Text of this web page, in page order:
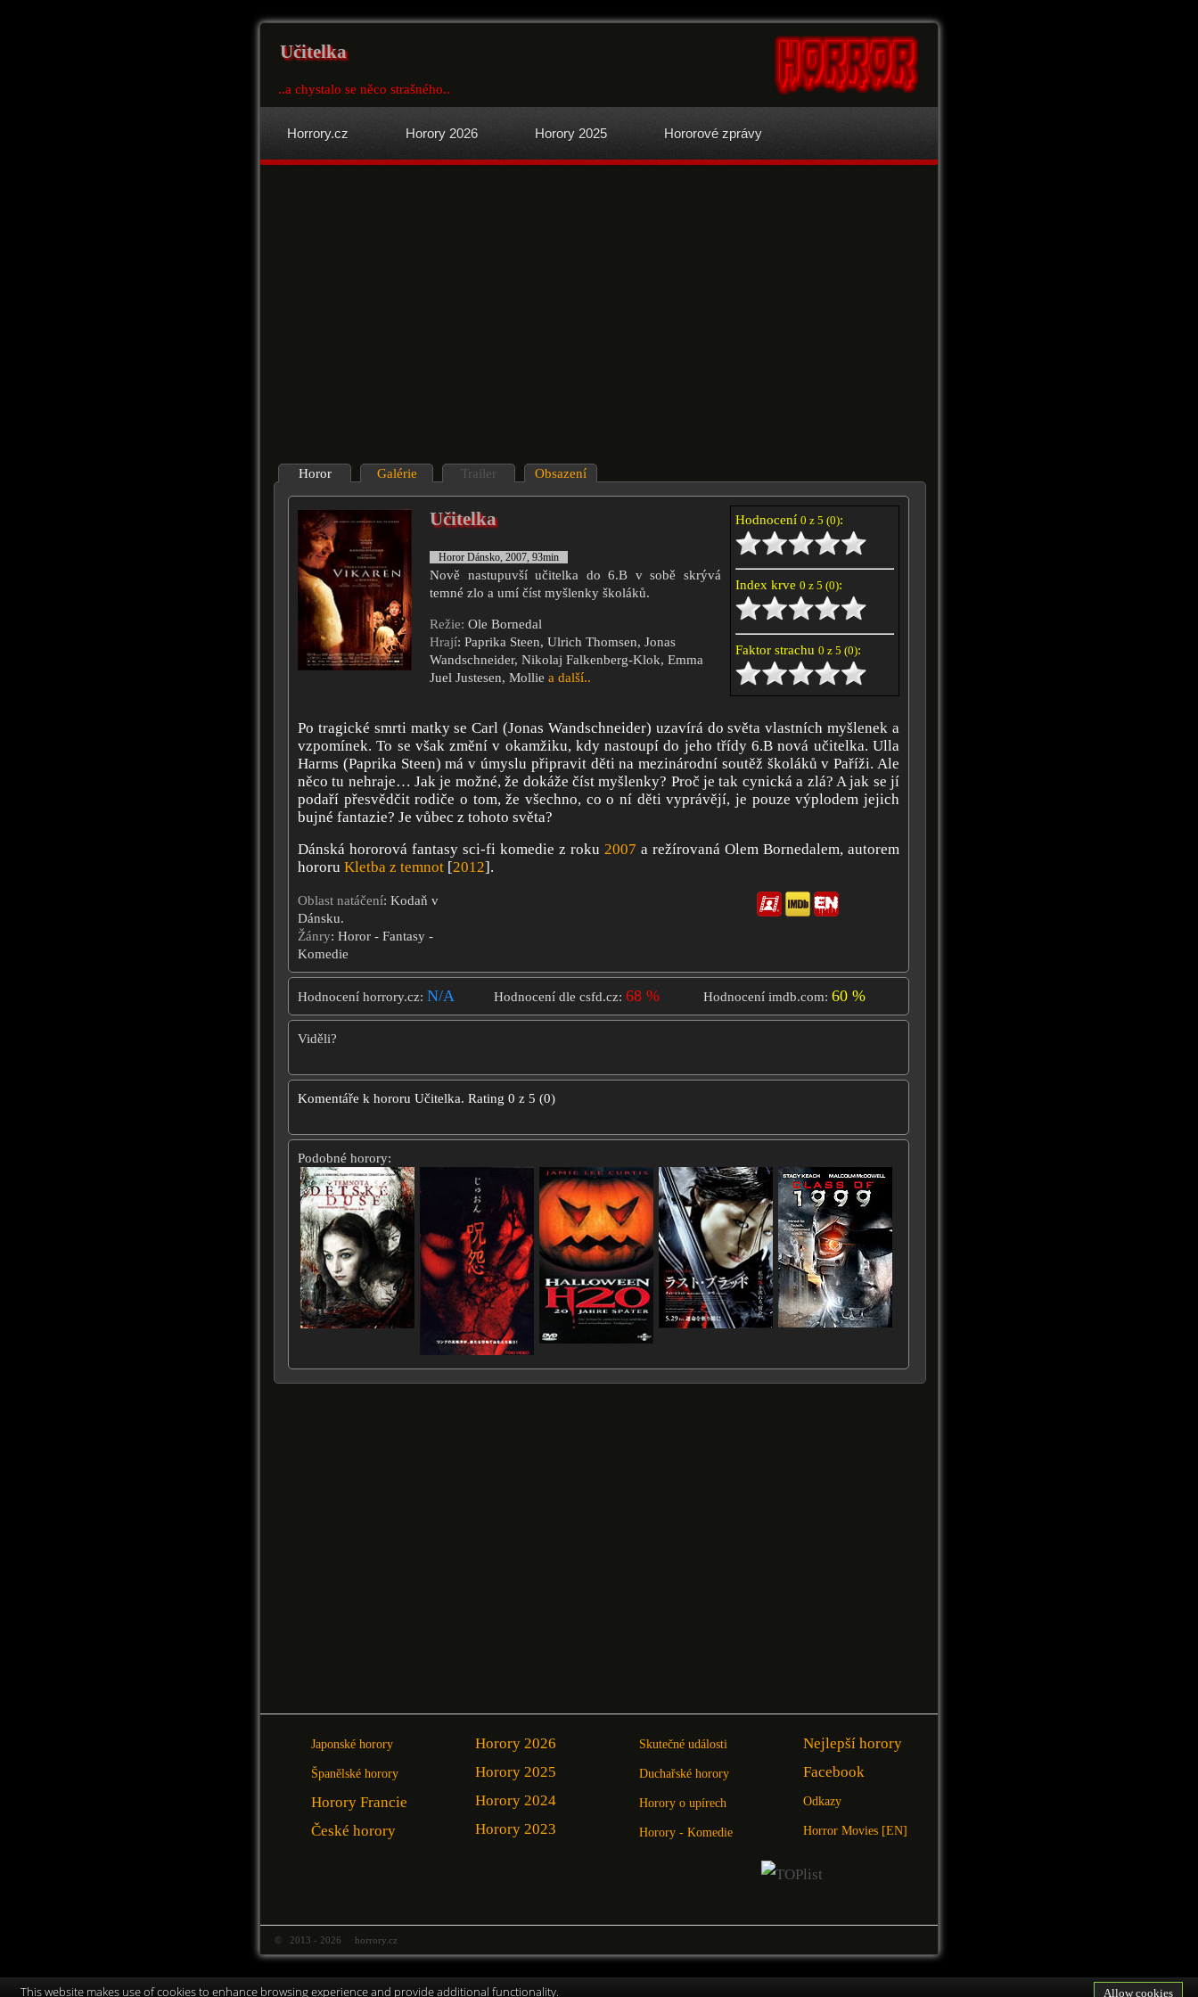
Učitelka
..a chystalo se něco strašného..
Horrory.cz Horory 2026 Horory 2025 Hororové zprávy
Horor Galérie Trailer Obsazení
Hodnocení 0 z 5 (0):
Index krve 0 z 5 (0):
Faktor strachu 0 z 5 (0):
Učitelka
Horor Dánsko, 2007, 93min
Nově nastupuvší učitelka do 6.B v sobě skrývá
temné zlo a umí číst myšlenky školáků.
Režie: Ole Bornedal
Hrají: Paprika Steen, Ulrich Thomsen, Jonas
Wandschneider, Nikolaj Falkenberg-Klok, Emma
Juel Justesen, Mollie a další..
Po tragické smrti matky se Carl (Jonas Wandschneider) uzavírá do světa vlastních myšlenek a
vzpomínek. To se však změní v okamžiku, kdy nastoupí do jeho třídy 6.B nová učitelka. Ulla
Harms (Paprika Steen) má v úmyslu připravit děti na mezinárodní soutěž školáků v Paříži. Ale
něco tu nehraje… Jak je možné, že dokáže číst myšlenky? Proč je tak cynická a zlá? A jak se jí
podaří přesvědčit rodiče o tom, že všechno, co o ní děti vyprávějí, je pouze výplodem jejich
bujné fantazie? Je vůbec z tohoto světa?
Dánská hororová fantasy sci-fi komedie z roku 2007 a režírovaná Olem Bornedalem, autorem
hororu Kletba z temnot [2012].
Oblast natáčení: Kodaň v
Dánsku.
Žánry: Horor - Fantasy -
Komedie
Hodnocení horrory.cz: N/A Hodnocení dle csfd.cz: 68 % Hodnocení imdb.com: 60 %
Viděli?
Komentáře k hororu Učitelka. Rating 0 z 5 (0)
Podobné horory:
Japonské horory
Španělské horory
Horory Francie
České horory
Horory 2026
Horory 2025
Horory 2024
Horory 2023
Skutečné události
Duchařské horory
Horory o upírech
Horory - Komedie
Nejlepší horory
Facebook
Odkazy
Horror Movies [EN]
© 2013 - 2026 horrory.cz
This website makes use of cookies to enhance browsing experience and provide additional functionality. Allow cookies